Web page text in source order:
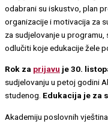
odabrani su iskustvo, plan
organizacije i motivacija za
za sudjelovanje u
odlučiti koje edukacije žele
Rok za prijavu je 30.
sudjelovanju u petoj godini
studenog. Edukacija je za
Akademiju poslovnih